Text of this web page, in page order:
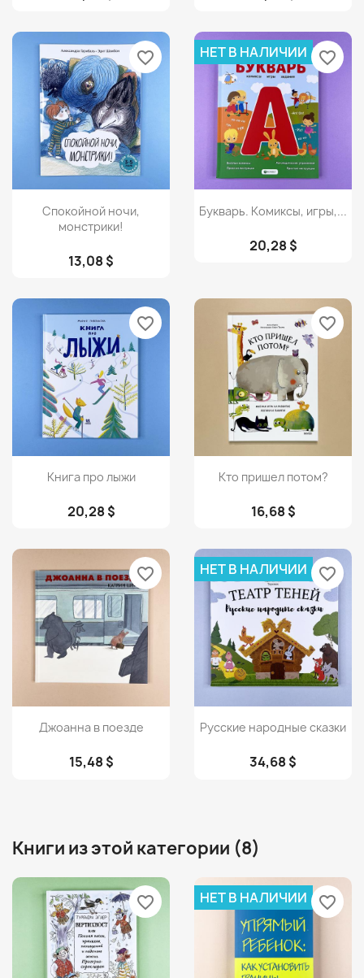
Просмотр
Спокойной ночи,
монстрики!
13,08 $
favorite_border
 Просмотр
Букварь. Комиксы, игры,...
20,28 $
НЕТ В НАЛИЧИИ favorite_border
Просмотр
Книга про лыжи
20,28 $
favorite_border
Просмотр
Кто пришел потом?
16,68 $
favorite_border
Просмотр
Джоанна в поезде
15,48 $
favorite_border
 Просмотр
Русские народные сказки
34,68 $
НЕТ В НАЛИЧИИ favorite_border
Книги из этой категории (8)
favorite_border НЕТ В НАЛИЧИИ favorite_border